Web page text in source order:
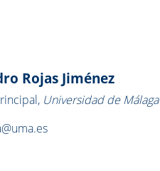
Rojas Jiménez
Universidad de Málaga